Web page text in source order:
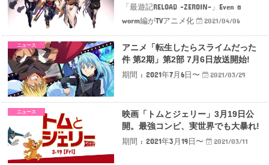
「最遊記RELOAD -ZEROIN-」Even a
worm編がTVアニメ化
2021/04/06
ニュース
アニメ「転生したらスライムだった
件 第2期」第2部 7月6日放送開始!
期間 : 2021年7月6日〜
2021/03/29
ニュース
映画「トムとジェリー」3月19日公
開。最強コンビ、実世界でも大暴れ!
期間 : 2021年3月19日〜
2021/03/11